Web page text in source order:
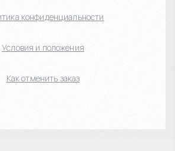
конфиденциальности
Условия и положения
Как отменить заказ